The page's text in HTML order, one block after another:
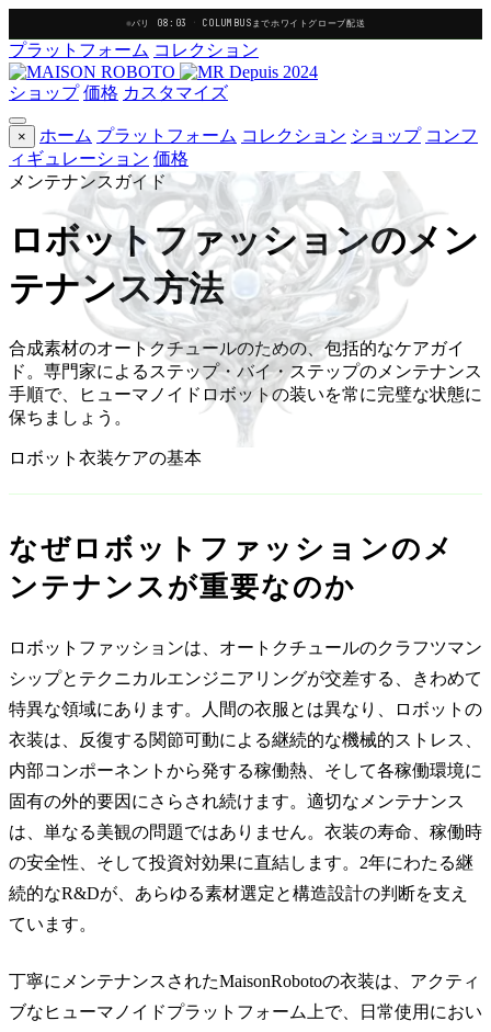
パリ 08:03 · COLUMBUSまでホワイトグローブ配送
プラットフォーム コレクション
Depuis 2024
ショップ 価格 カスタマイズ
× ホーム プラットフォーム コレクション ショップ コンフ
ィギュレーション 価格
メンテナンスガイド
ロボットファッションのメン
テナンス方法
合成素材のオートクチュールのための、包括的なケアガイ
ド。専門家によるステップ・バイ・ステップのメンテナンス
手順で、ヒューマノイドロボットの装いを常に完璧な状態に
保ちましょう。
ロボット衣装ケアの基本
なぜロボットファッションのメ
ンテナンスが重要なのか
ロボットファッションは、オートクチュールのクラフツマン
シップとテクニカルエンジニアリングが交差する、きわめて
特異な領域にあります。人間の衣服とは異なり、ロボットの
衣装は、反復する関節可動による継続的な機械的ストレス、
内部コンポーネントから発する稼働熱、そして各稼働環境に
固有の外的要因にさらされ続けます。適切なメンテナンス
は、単なる美観の問題ではありません。衣装の寿命、稼働時
の安全性、そして投資対効果に直結します。2年にわたる継
続的なR&Dが、あらゆる素材選定と構造設計の判断を支え
ています。
丁寧にメンテナンスされたMaisonRobotoの衣装は、アクティ
ブなヒューマノイドプラットフォーム上で、日常使用におい